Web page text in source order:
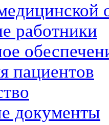
работники
пациентов
документы